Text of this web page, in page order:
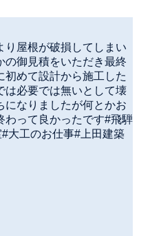
り屋根が破損してしまい
の御見積をいただき最終
めて設計から施工した
は必要では無いとして壊
になりましたが何とかお
わって良かったです#飛騨
大工のお仕事#上田建築